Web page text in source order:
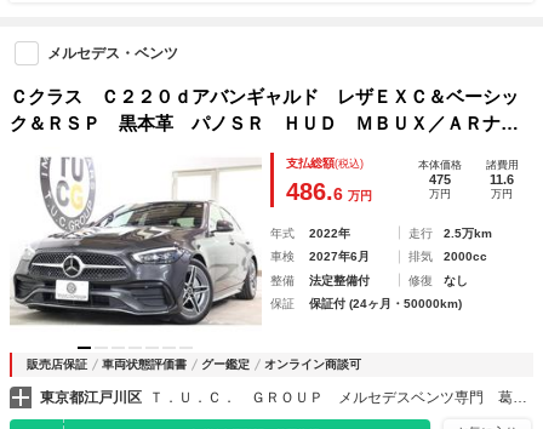
メルセデス・ベンツ
Ｃクラス Ｃ２２０ｄアバンギャルド レザＥＸＣ＆ベーシッ
ク＆ＲＳＰ 黒本革 パノＳＲ ＨＵＤ ＭＢＵＸ／ＡＲナビ
ＴＶ スマホ連携 ブルメスター ３６０カメラ ＰＴＳ Ｌ
ＥＤライト 自動Ｒゲート ＡＭＧエアロ＆１８ＡＷ ９Ａ
Ｔ ２年保証付
支払総額(税込)
486.6 万円
本体価格
475
万円
諸費用
11.6
万円
年式 2022年 走行
2.5万km
車検
2027年6月 排気
2000cc
整備
法定整備付 修復
なし
保証
保証付 (24ヶ月・50000km)
販売店保証 車両状態評価書 グー鑑定 オンライン商談可
東京都江戸川区 Ｔ．Ｕ．Ｃ． ＧＲＯＵＰ メルセデスベンツ専門 葛西本店